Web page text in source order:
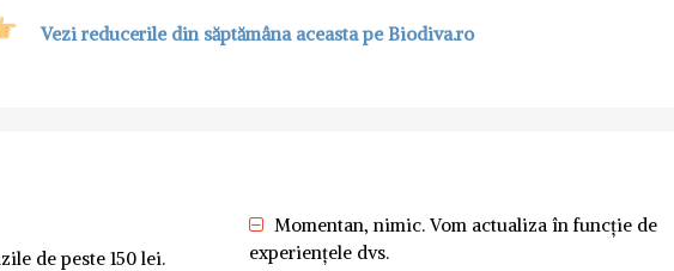
Vezi reducerile din săptămâna aceasta pe Biodiva.ro
de peste 150 lei.
Momentan, nimic. Vom actualiza în funcție de
experiențele dvs.